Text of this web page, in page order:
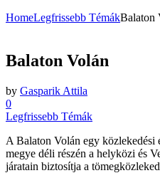
HomeLegfrissebb TémákBalaton
Balaton Volán
by Gasparik Attila
0
Legfrissebb Témák
A Balaton Volán egy közlekedési
megye déli részén a helyközi és
járatain biztosítja a